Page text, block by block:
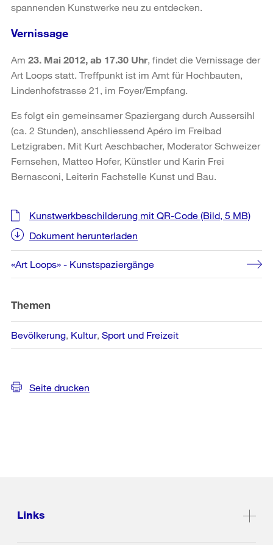
spannenden Kunstwerke neu zu entdecken.
Vernissage
Am 23. Mai 2012, ab 17.30 Uhr, findet die Vernissage der
Art Loops statt. Treffpunkt ist im Amt für Hochbauten,
Lindenhofstrasse 21, im Foyer/Empfang.
Es folgt ein gemeinsamer Spaziergang durch Aussersihl
(ca. 2 Stunden), anschliessend Apéro im Freibad
Letzigraben. Mit Kurt Aeschbacher, Moderator Schweizer
Fernsehen, Matteo Hofer, Künstler und Karin Frei
Bernasconi, Leiterin Fachstelle Kunst und Bau.
Weitere
Informationen
Kunstwerkbeschilderung mit QR-Code (Bild, 5 MB)
Dokument herunterladen
«Art Loops» - Kunstspaziergänge
Themen
Bevölkerung Kultur Sport und Freizeit
Seite drucken
Links